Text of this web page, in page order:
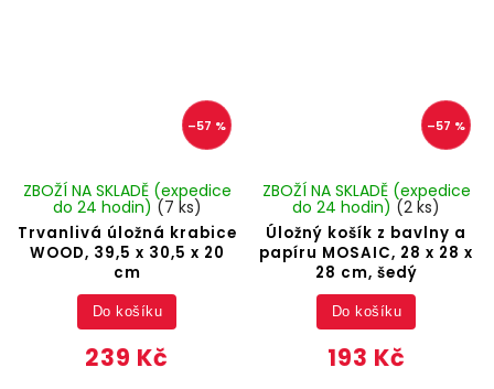
–57 %
Trvanlivá úložná krabice
WOOD, 39,5 x 30,5 x 20
cm
ZBOŽÍ NA SKLADĚ (expedice
do 24 hodin) (7 ks)
239 Kč
Do košíku
–57 %
Úložný košík z bavlny a
papíru MOSAIC, 28 x 28 x
28 cm, šedý
ZBOŽÍ NA SKLADĚ (expedice
do 24 hodin) (2 ks)
193 Kč
Do košíku